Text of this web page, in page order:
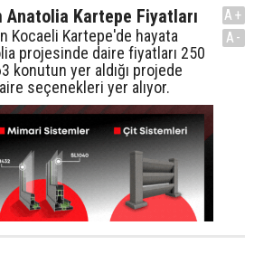
Anatolia Kartepe Fiyatları
Kocaeli Kartepe'de hayata
projesinde daire fiyatları 250
konutun yer aldığı projede
seçenekleri yer alıyor.
A+
A-